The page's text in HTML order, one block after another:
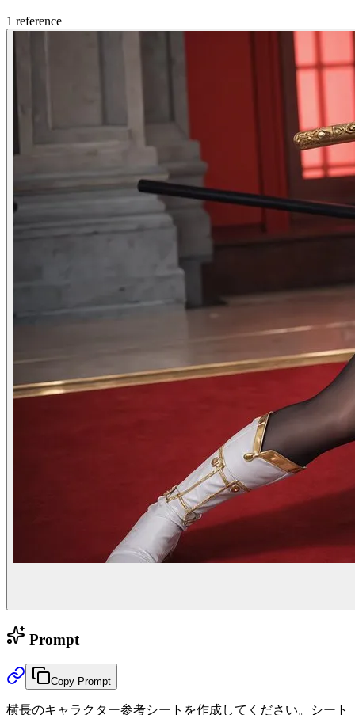
1 reference
Prompt
Copy Prompt
横長のキャラクター参考シートを作成してください。シート